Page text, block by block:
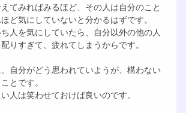
てみればみるほど、その人は自分のこと
ど気にしていないと分かるはずです。
人を気にしていたら、自分以外の他の人
りすぎて、疲れてしまうからです。
自分がどう思われていようが、構わない
とです。
人は笑わせておけば良いのです。